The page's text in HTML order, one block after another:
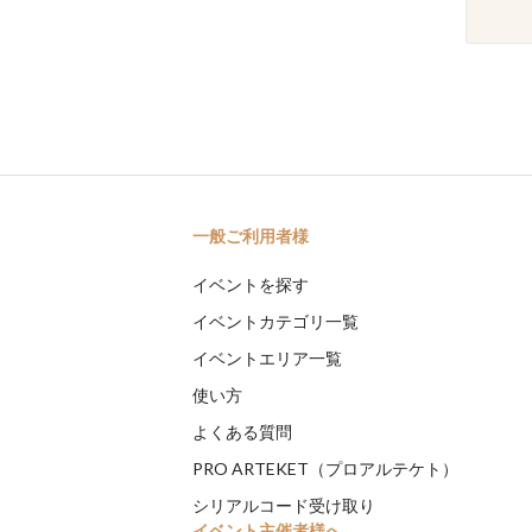
一般ご利用者様
イベントを探す
イベントカテゴリ一覧
イベントエリア一覧
使い方
よくある質問
PRO ARTEKET（プロアルテケト）
シリアルコード受け取り